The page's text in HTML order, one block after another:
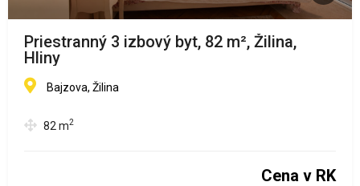
Priestranný 3 izbový byt, 82 m², Žilina,
Hliny
Bajzova, Žilina
82 m2
Cena v RK